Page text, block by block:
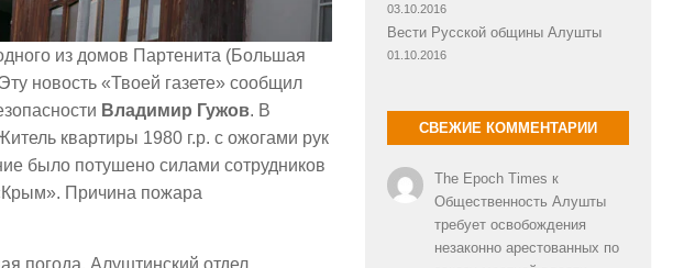
из домов Партенита (Большая
новость «Твоей газете» сообщил
Владимир Гужов. В
квартиры 1980 г.р. с ожогами рук
было потушено силами сотрудников
Причина пожара
03.10.2016
Вести Русской общины Алушты
01.10.2016
СВЕЖИЕ КОММЕНТАРИИ
The Epoch Times к
Общественность Алушты
требует освобождения
незаконно арестованных по